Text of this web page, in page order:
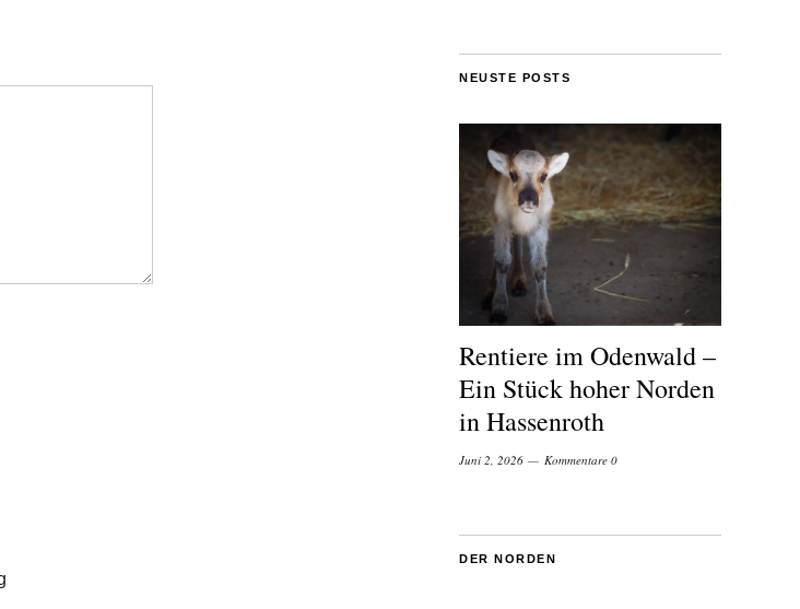
NEUSTE POSTS
Rentiere im Odenwald –
Ein Stück hoher Norden
in Hassenroth
Juni 2, 2026 Kommentare 0
DER NORDEN